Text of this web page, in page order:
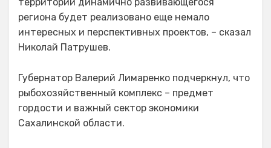
региона будет реализовано еще немало
интересных и перспективных проектов, – сказал
Николай Патрушев.
Губернатор Валерий Лимаренко подчеркнул, что
рыбохозяйственный комплекс – предмет
гордости и важный сектор экономики
Сахалинской области.